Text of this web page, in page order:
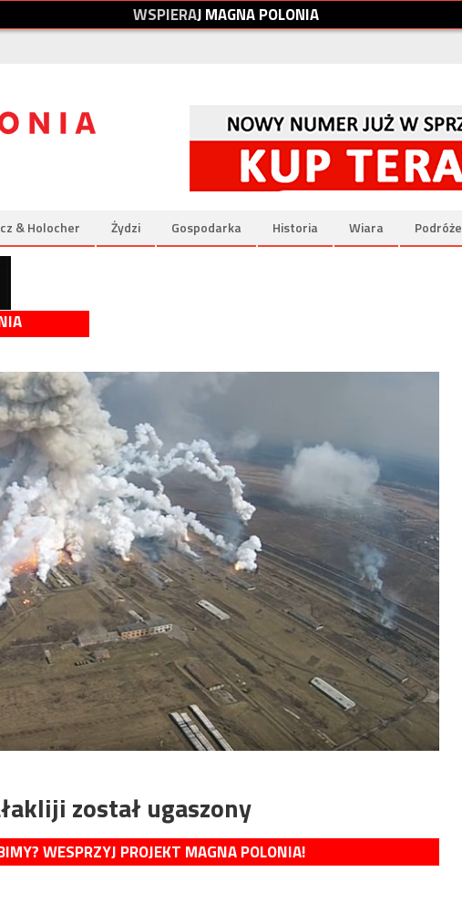
WSPIERAJMAGNAPOLONIA
& Holocher Żydzi Gospodarka Historia Wiara Podróże
został ugaszony
WESPRZYJ PROJEKT MAGNA POLONIA!